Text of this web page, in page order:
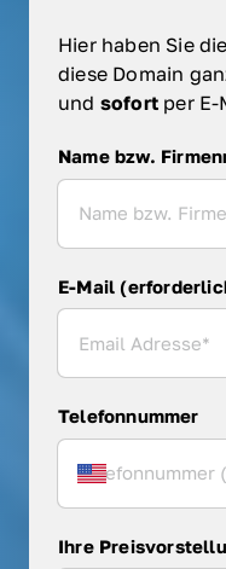
Hier haben Sie
diese Domain
und sofort per
Name bzw. Firmenname
Name bzw.
E-Mail
Telefonnummer
Ihre